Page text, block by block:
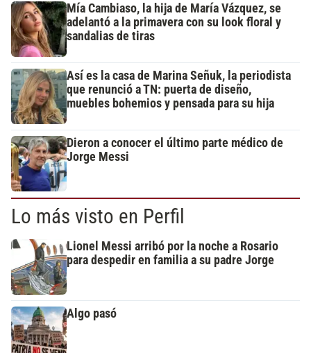
Mía Cambiaso, la hija de María Vázquez, se
adelantó a la primavera con su look floral y
sandalias de tiras
Así es la casa de Marina Señuk, la periodista
que renunció a TN: puerta de diseño,
muebles bohemios y pensada para su hija
Dieron a conocer el último parte médico de
Jorge Messi
Lo más visto en Perfil
Lionel Messi arribó por la noche a Rosario
para despedir en familia a su padre Jorge
Algo pasó